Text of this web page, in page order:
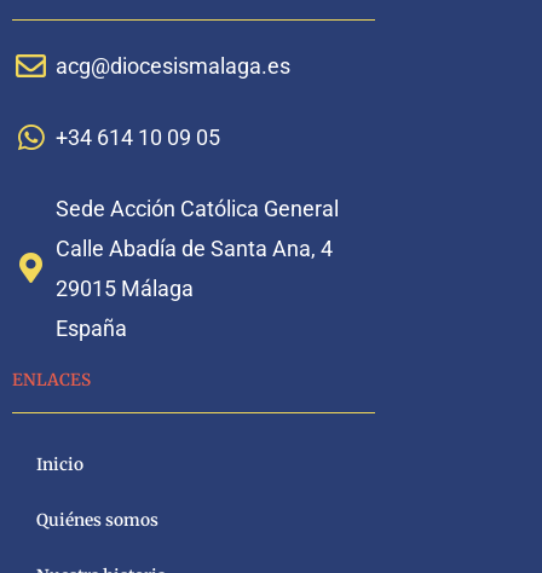
acg@diocesismalaga.es
+34 614 10 09 05
Sede Acción Católica General
Calle Abadía de Santa Ana, 4
29015 Málaga
España
ENLACES
Inicio
Quiénes somos